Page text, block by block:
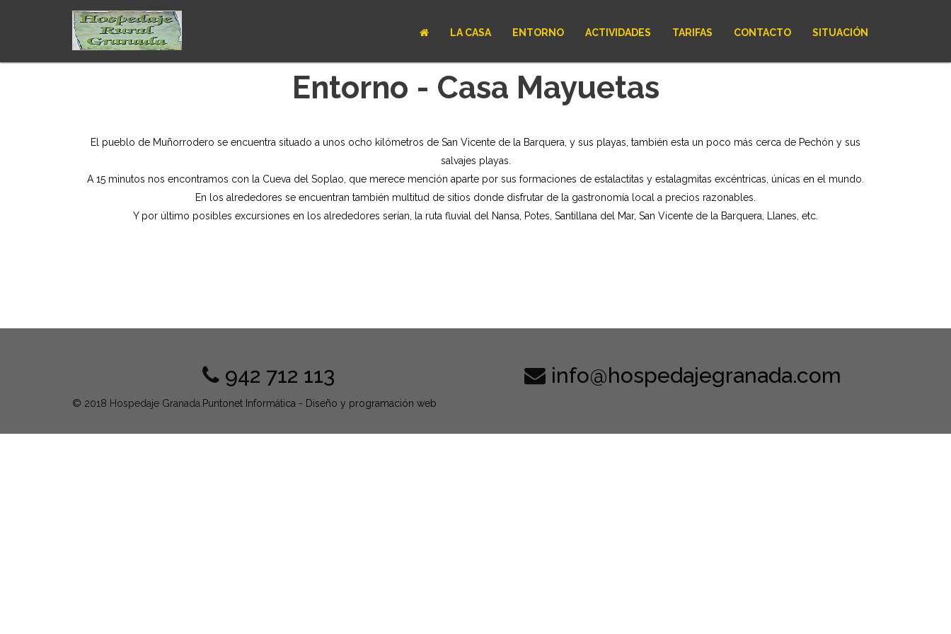
LA CASA ENTORNO ACTIVIDADES TARIFAS CONTACTO SITUACIÓN
Entorno - Casa Mayuetas
El pueblo de Muñorrodero se encuentra situado a unos ocho kilómetros de San Vicente de la Barquera, y sus playas, también esta un poco más cerca de Pechón y sus
salvajes playas.
A 15 minutos nos encontramos con la Cueva del Soplao, que merece mención aparte por sus formaciones de estalactitas y estalagmitas excéntricas, únicas en el mundo.
En los alrededores se encuentran también multitud de sitios donde disfrutar de la gastronomía local a precios razonables.
Y por último posibles excursiones en los alrededores serían, la ruta fluvial del Nansa, Potes, Santillana del Mar, San Vicente de la Barquera, Llanes, etc.
942 712 113 info@hospedajegranada.com
© 2018 Hospedaje Granada. Puntonet Informática - Diseño y programación web